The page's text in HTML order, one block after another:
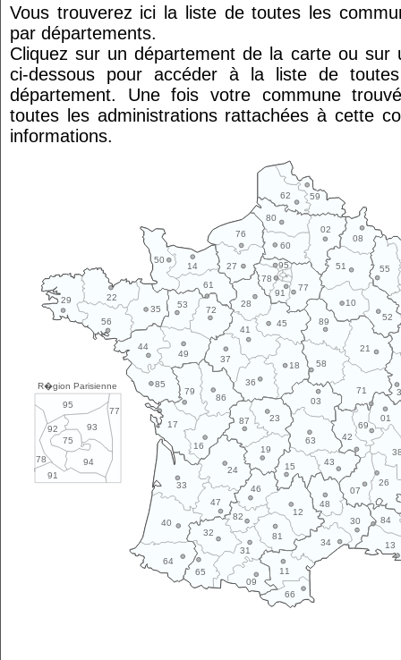
Vous trouverez ici la liste de toutes les
par départements.
Cliquez sur un département de la carte ou sur
ci-dessous pour accéder à la liste de
département. Une fois votre commune
toutes les administrations rattachées à cette
informations.
R�gion Parisienne
77
78
91
95
93
75
94
92
10
11
12
13
14
15
16
17
18
19
21
22
23
24
26
27
28
29
30
31
32
33
34
35
36
37
40
41
42
43
44
45
46
47
48
49
50
51
52
53
55
56
58
59
60
61
62
63
64
65
66
69
01
02
03
07
08
09
71
72
76
77
78
79
80
81
82 84
85
86
87
89
91
95